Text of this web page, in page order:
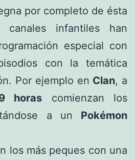
por completo de ésta
canales infantiles han
especial con
con la temática
Por ejemplo en Clan, a
horas comienzan los
a un Pokémon
los más peques con una